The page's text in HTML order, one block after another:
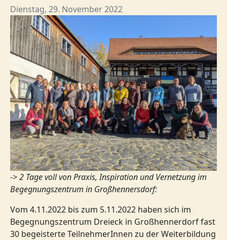
Dienstag, 29. November 2022
-> 2 Tage voll von Praxis, Inspiration und Vernetzung im
Begegnungszentrum in Großhennersdorf:
Vom 4.11.2022 bis zum 5.11.2022 haben sich im
Begegnungszentrum Dreieck in Großhennerdorf fast
30 begeisterte TeilnehmerInnen zu der Weiterbildung